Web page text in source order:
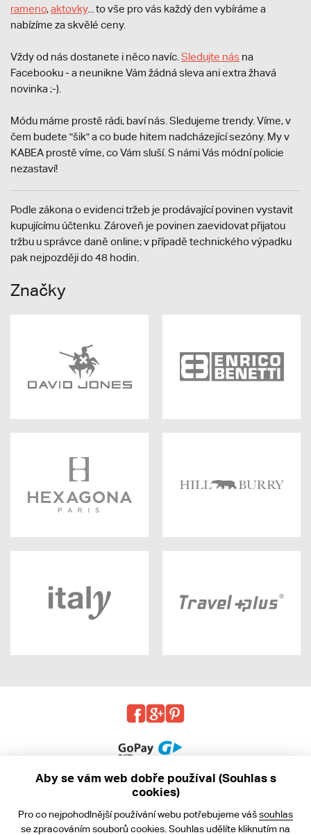
rameno,aktovky... to vše pro vás každý den vybíráme a
nabízíme za skvělé ceny.
Vždy od nás dostanete i něco navíc. Sledujte nás na
Facebooku - a neunikne Vám žádná sleva ani extra žhavá
novinka ;-).
Módu máme prostě rádi, baví nás. Sledujeme trendy. Víme, v
čem budete "šik" a co bude hitem nadcházející sezóny. My v
KABEA prostě víme, co Vám sluší. S námi Vás módní policie
nezastaví!
Podle zákona o evidenci tržeb je prodávající povinen vystavit
kupujícímu účtenku. Zároveň je povinen zaevidovat přijatou
tržbu u správce daně online; v případě technického výpadku
pak nejpozději do 48 hodin.
Značky
Obchodní podmínky
Aby se vám web dobře používal (Souhlas s
cookies)
Pro co nejpohodlnější používání webu potřebujeme vášsouhlas
se zpracováním souborů cookies. Souhlas udělíte kliknutím na